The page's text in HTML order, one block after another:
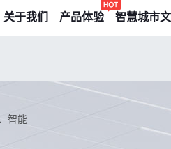
关于我们 产品体验 智慧城市
智能